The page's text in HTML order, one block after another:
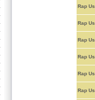
Rap Us
Rap Us
Rap Us
Rap Us
Rap Us
Rap Us